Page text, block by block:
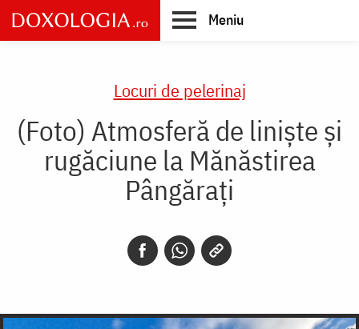
Skip
to
main
Meniu
Locuri de pelerinaj
(Foto) Atmosferă de liniște și
rugăciune la Mănăstirea
Pângărați